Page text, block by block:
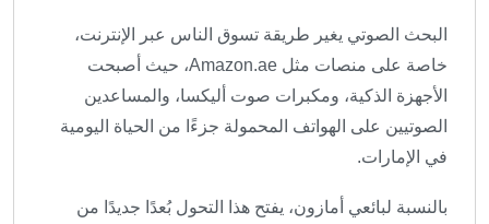
البحث الصوتي يغير طريقة تسوق الناس عبر الإنترنت،
خاصة على منصات مثل Amazon.ae، حيث أصبحت
الأجهزة الذكية، ومكبرات صوت أليكسا، والمساعدين
الصوتيين على الهواتف المحمولة جزءًا من الحياة اليومية
في الإمارات.
بالنسبة لبائعي أمازون، يفتح هذا التحول بُعدًا جديدًا من